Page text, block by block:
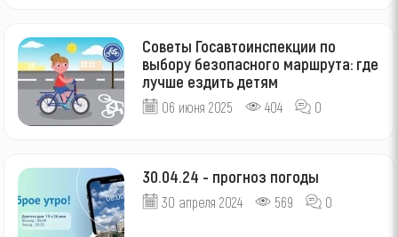
Советы Госавтоинспекции по
выбору безопасного маршрута: где
лучше ездить детям
06 июня 2025 404 0
30.04.24 - прогноз погоды
30 апреля 2024 569 0